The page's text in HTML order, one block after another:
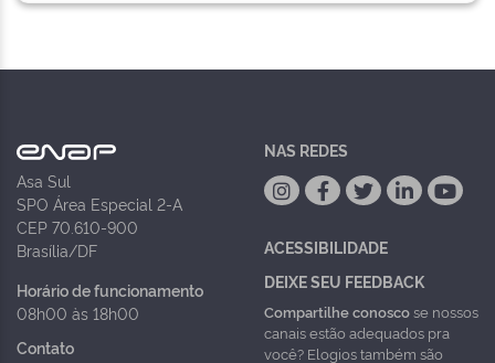
Asa Sul
SPO Área Especial 2-A
CEP 70.610-900
Brasília/DF
Horário de funcionamento
08h00 às 18h00
Contato
NAS REDES
ACESSIBILIDADE
DEIXE SEU FEEDBACK
Compartilhe conoscose nossos
canais estão adequados pra
você? Elogios também são